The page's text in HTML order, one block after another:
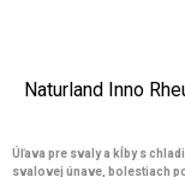
Naturland Inno
Úľava pre svaly a kĺby s
svalovej únave, bolestiach